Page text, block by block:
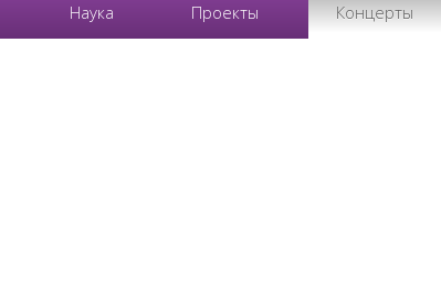
Наука Проекты Концерты